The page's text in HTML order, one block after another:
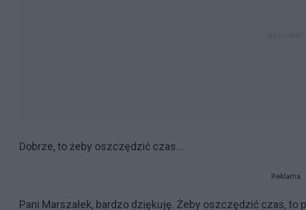
Dobrze, to żeby oszczędzić czas…
Reklama
Pani Marszałek, bardzo dziękuję. Żeby oszczędzić czas,